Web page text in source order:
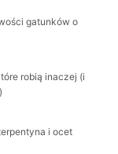
gatunków o
robią inaczej (i
i ocet